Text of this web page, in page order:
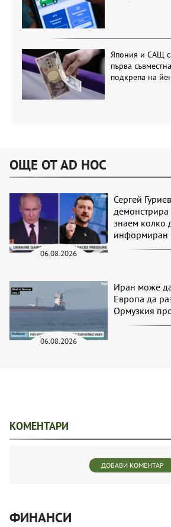
Япония и САЩ
първа
подкрепа на
ОЩЕ ОТ AD HOC
06.08.2026
Сергей
демонстрира
знаем колко
информиран
06.08.2026
Иран може
Европа да
Ормузкия
КОМЕНТАРИ
ДОБАВИ КОМЕНТАР
ФИНАНСИ